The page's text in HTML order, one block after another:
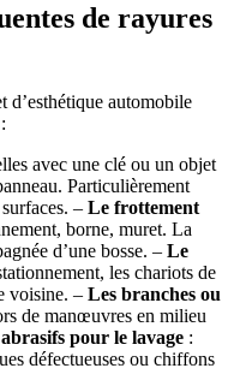
de rayures
d’esthétique automobile
avec une clé ou un objet
Particulièrement
– Le frottement
borne, muret. La
d’une bosse. – Le
les chariots de
voisine. – Les branches ou
de manœuvres en milieu
pour le lavage :
défectueuses ou chiffons